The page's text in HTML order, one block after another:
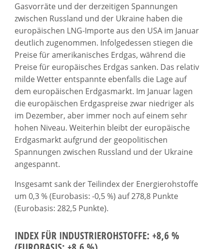
Gasvorräte und der derzeitigen Spannungen
zwischen Russland und der Ukraine haben die
europäischen LNG-Importe aus den USA im Januar
deutlich zugenommen. Infolgedessen stiegen die
Preise für amerikanisches Erdgas, während die
Preise für europäisches Erdgas sanken. Das relativ
milde Wetter entspannte ebenfalls die Lage auf
dem europäischen Erdgasmarkt. Im Januar lagen
die europäischen Erdgaspreise zwar niedriger als
im Dezember, aber immer noch auf einem sehr
hohen Niveau. Weiterhin bleibt der europäische
Erdgasmarkt aufgrund der geopolitischen
Spannungen zwischen Russland und der Ukraine
angespannt.
Insgesamt sank der Teilindex der Energierohstoffe
um 0,3 % (Eurobasis: -0,5 %) auf 278,8 Punkte
(Eurobasis: 282,5 Punkte).
INDEX FÜR INDUSTRIEROHSTOFFE: +8,6 %